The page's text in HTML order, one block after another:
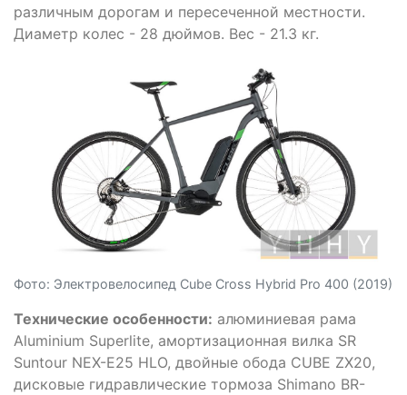
различным дорогам и пересеченной местности.
Диаметр колес - 28 дюймов. Вес - 21.3 кг.
Фото: Электровелосипед Cube Cross Hybrid Pro 400 (2019)
Технические особенности: алюминиевая рама
Aluminium Superlite, амортизационная вилка SR
Suntour NEX-E25 HLO, двойные обода CUBE ZX20,
дисковые гидравлические тормоза Shimano BR-